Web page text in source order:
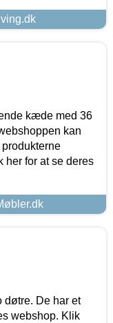
kæde med 36
kan
her for at se deres
døtre. De har et
webshop. Klik